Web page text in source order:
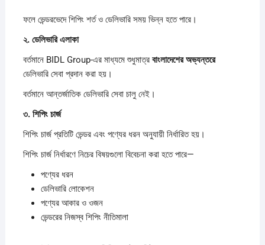
ফলে ভেন্ডরভেদে শিপিং শর্ত ও ডেলিভারি সময় ভিন্ন হতে পারে।
২. ডেলিভারিএলাকা
বর্তমানে BIDL Group-এর মাধ্যমে শুধুমাত্র বাংলাদেশেরঅভ্যন্তরে
ডেলিভারি সেবা প্রদান করা হয়।
বর্তমানে আন্তর্জাতিক ডেলিভারি সেবা চালু নেই।
৩. শিপিং চার্জ
শিপিং চার্জ প্রতিটি ভেন্ডর এবং পণ্যের ধরন অনুযায়ী নির্ধারিত হয়।
শিপিং চার্জ নির্ধারণে নিচের বিষয়গুলো বিবেচনা করা হতে পারে—
পণ্যের ধরন
ডেলিভারি লোকেশন
পণ্যের আকার ও ওজন
ভেন্ডরের নিজস্ব শিপিং নীতিমালা